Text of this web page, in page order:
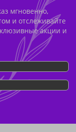
мгновенно,
и отслеживайте
акции и